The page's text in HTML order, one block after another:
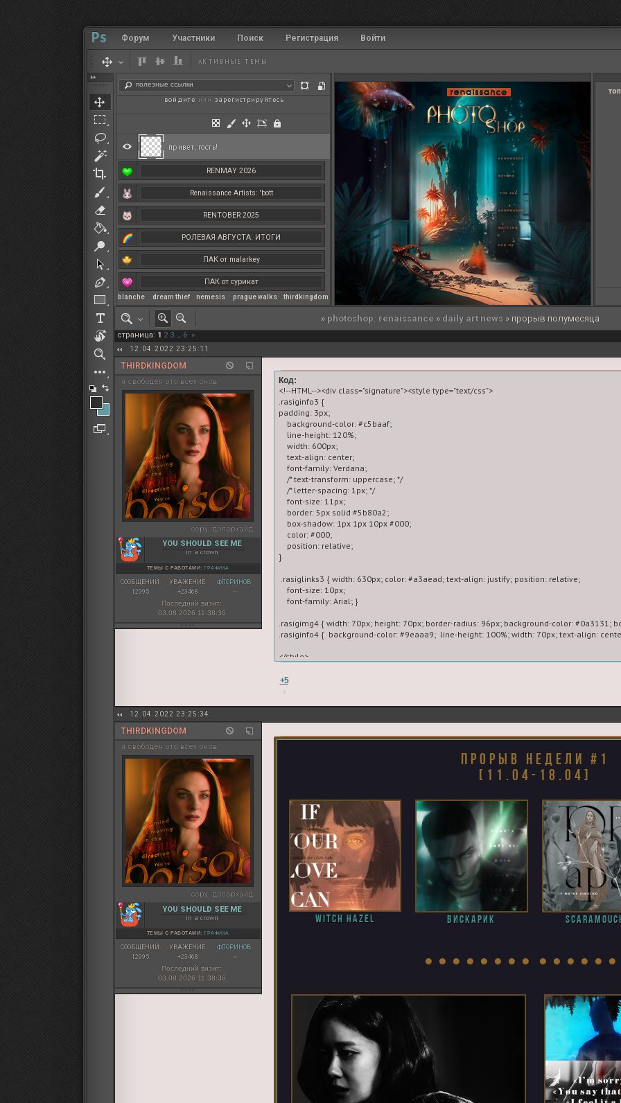
RENMAY 2026
Renaissance Artists: 'bott
RENTOBER 2025
РОЛЕВАЯ АВГУСТА: ИТОГИ
ПАК от malarkey
ПАК от сурикат
РЕНМАЙ
РОЛЕВАЯ МАРТА: ИТОГИ
полезные ссылки
blanche– dream thief– nemesis– prague walks– thirdkingdom
Форум Участники Поиск Регистрация Войти
АКТИВНЫЕ ТЕМЫ
привет, гость!
войдите или зарегистрируйтесь
» photoshop: renaissance » daily art news » прорыв полумесяца
страница: 1 2 3 … 6 »
12.04.2022 23:25:11
THIRDKINGDOM
я свободен ото всех оков
copy: долархайд
YOU SHOULD SEE ME
in a crown
ТЕМЫ С РАБОТАМИ: ГРАФИКА
СООБЩЕНИЙ:
12995
УВАЖЕНИЕ:
+23468
ФЛОРИНОВ:
~
Последний визит:
03.08.2026 11:38:36
Код:
<!--HTML--><div class="signature"><style type="text/css">
.rasiginfo3 {
padding: 3px;
    background-color: #c5baaf;
    line-height: 120%;
    width: 600px;
    text-align: center;
    font-family: Verdana;
    /* text-transform: uppercase; */
    /* letter-spacing: 1px; */
    font-size: 11px;
    border: 5px solid #5b80a2;
    box-shadow: 1px 1px 10px #000;
    color: #000;
    position: relative;
}
.rasiglinks3 { width: 630px; color: #a3aead; text-align: justify; position: relative;
    font-size: 10px;
    font-family: Arial; }
.rasigimg4 { width: 70px; height: 70px; border-radius: 96px; background-color: #0a3131;
.rasiginfo4 {  background-color: #9eaaa9;  line-height: 100%; width: 70px; text-align:
</style>
<font style=" font-family: 'Times New Roman';
    font-size: 16px !important;
<br><br>
<div class="rasiginfo3"><br>Двухнедельная рубрика нашего проекта, призванная
В отборку прорыва недели могут попадать как начинающие, так и давно и успешно
<b>Обращаем ваше внимание, на следующие моменты:</b>
<br>• за попадание в таблицу прорыва артер автоматически получает 100 флоринов;
<br>• тема выделяется важной на две недели;
<br>• отбор происходит силами действующего АМС состава проекта.
<br><br>
<a href="https://imagiart.ru/viewtopic.php?id=15040"><b>прошлая тема</b></a><br><br>
+5
12.04.2022 23:25:34
THIRDKINGDOM
я свободен ото всех оков
copy: долархайд
YOU SHOULD SEE ME
in a crown
ТЕМЫ С РАБОТАМИ: ГРАФИКА
СООБЩЕНИЙ:
12995
УВАЖЕНИЕ:
+23468
ФЛОРИНОВ:
~
Последний визит:
03.08.2026 11:38:36
прорыв недели #1
[11.04-18.04]
witch hazel Вискарик
● ● ● ● ● ● ● ● ● ● ● ● ● ●